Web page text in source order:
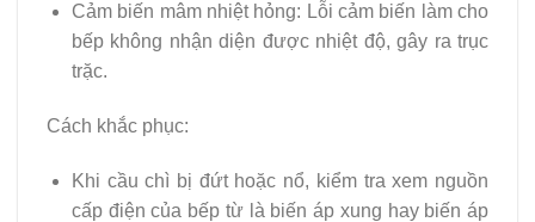
Cảm biến mâm nhiệt hỏng: Lỗi cảm biến làm cho
bếp không nhận diện được nhiệt độ, gây ra trục
trặc.
Cách khắc phục:
Khi cầu chì bị đứt hoặc nổ, kiểm tra xem nguồn
cấp điện của bếp từ là biến áp xung hay biến áp